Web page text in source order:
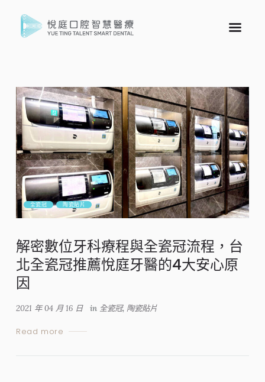
全瓷冠 陶瓷貼片
解密數位牙科療程與全瓷冠流程，台
北全瓷冠推薦悅庭牙醫的4大安心原
因
2021 年 04 月 16 日 in 全瓷冠, 陶瓷貼片
Read more